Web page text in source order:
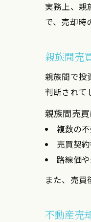
実務上、親
で、売却時
親族間売
親族間で投
判断されて
親族間売
複数の
売買契
路線価
また、売買
不動産売